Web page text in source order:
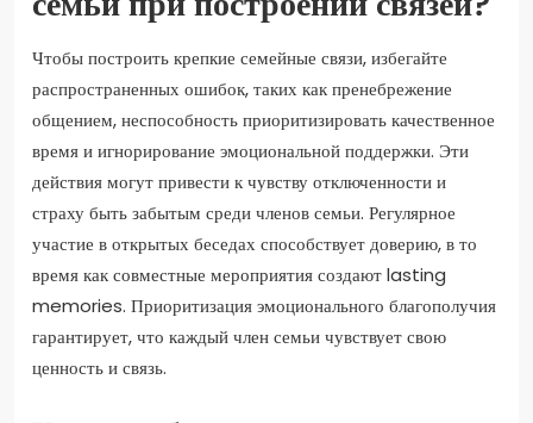
Чтобы построить крепкие семейные связи, избегайте
распространенных ошибок, таких как пренебрежение
общением, неспособность приоритизировать качественное
время и игнорирование эмоциональной поддержки. Эти
действия могут привести к чувству отключенности и
страху быть забытым среди членов семьи. Регулярное
участие в открытых беседах способствует доверию, в то
время как совместные мероприятия создают lasting
memories. Приоритизация эмоционального благополучия
гарантирует, что каждый член семьи чувствует свою
ценность и связь.